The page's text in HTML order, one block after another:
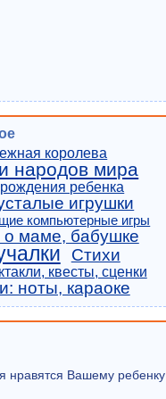
королева
народов мира
ребенка
игрушки
компьютерные игры
о маме, бабушке
Стихи
квесты, сценки
ноты, караоке
нравятся Вашему ребенку